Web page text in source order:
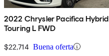
2022 Chrysler Pacifica Hybrid
Touring L FWD
$22,714 Buena oferta